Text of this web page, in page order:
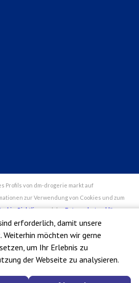
erforderlich, damit unsere
möchten wir gerne
um Ihr Erlebnis zu
der Webseite zu analysieren.